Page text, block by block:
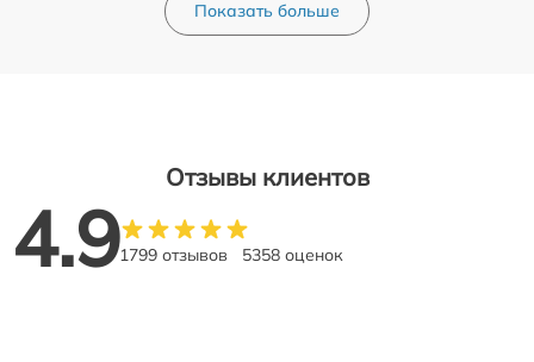
Показать больше
Отзывы клиентов
4.91799 отзывов 5358 оценок